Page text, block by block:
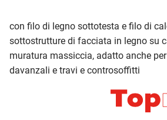
con filo di legno sottotesta e filo di
sottostrutture di facciata in legno su
muratura massiccia, adatto anche
davanzali e travi e controsoffitti